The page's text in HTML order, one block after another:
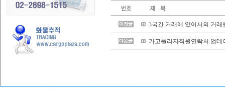
3국간 거래에 있어서의 거래
카고플라자직원연락처 업데